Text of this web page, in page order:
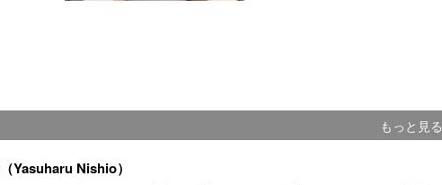
もっと見る
Yasuharu Nishio）